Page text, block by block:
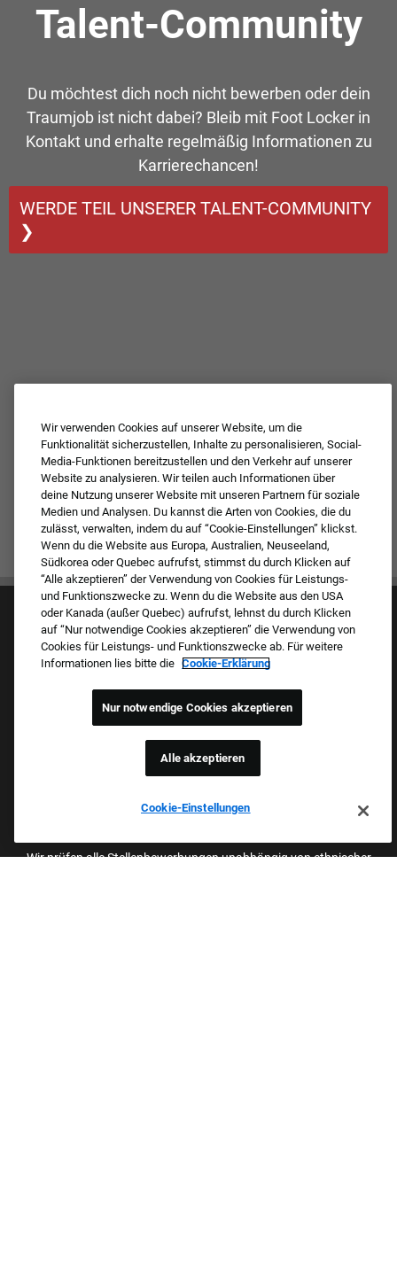
Talent-Community
Du möchtest dich noch nicht bewerben oder dein
Traumjob ist nicht dabei? Bleib mit Foot Locker in
Kontakt und erhalte regelmäßig Informationen zu
Karrierechancen!
WERDE TEIL UNSERER TALENT-COMMUNITY
❯
Kultur & Werte
Unsere Marken
Zurückkehrender Bewerber
FAQ – Häufig gestellte Fragen
Stolzer Arbeitgeber Mit Beruflicher
Wir prüfen alle Stellenbewerbungen unabhängig von ethnischer
Wir verwenden Cookies auf unserer Website, um die
Funktionalität sicherzustellen, Inhalte zu personalisieren, Social-
Media-Funktionen bereitzustellen und den Verkehr auf unserer
Website zu analysieren. Wir teilen auch Informationen über
deine Nutzung unserer Website mit unseren Partnern für soziale
Medien und Analysen. Du kannst die Arten von Cookies, die du
zulässt, verwalten, indem du auf “Cookie-Einstellungen” klickst.
Wenn du die Website aus Europa, Australien, Neuseeland,
Südkorea oder Quebec aufrufst, stimmst du durch Klicken auf
“Alle akzeptieren” der Verwendung von Cookies für Leistungs-
und Funktionszwecke zu. Wenn du die Website aus den USA
oder Kanada (außer Quebec) aufrufst, lehnst du durch Klicken
auf “Nur notwendige Cookies akzeptieren” die Verwendung von
Cookies für Leistungs- und Funktionszwecke ab. Für weitere
Informationen lies bitte die Cookie-Erklärung
Cookie-Einstellungen
Nur notwendige Cookies akzeptieren
Alle akzeptieren